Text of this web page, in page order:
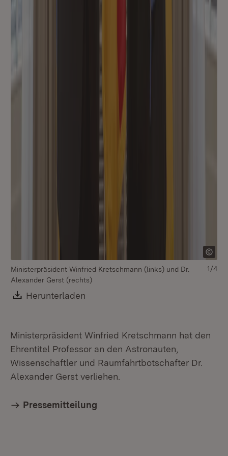
Ministerpräsident Winfried Kretschmann (links) und Dr.
Alexander Gerst (rechts)
Download:
Herunterladen
1/4
Ministerpräsident Winfried Kretschmann hat den
Ehrentitel Professor an den Astronauten,
Wissenschaftler und Raumfahrtbotschafter Dr.
Alexander Gerst verliehen.
Pressemitteilung